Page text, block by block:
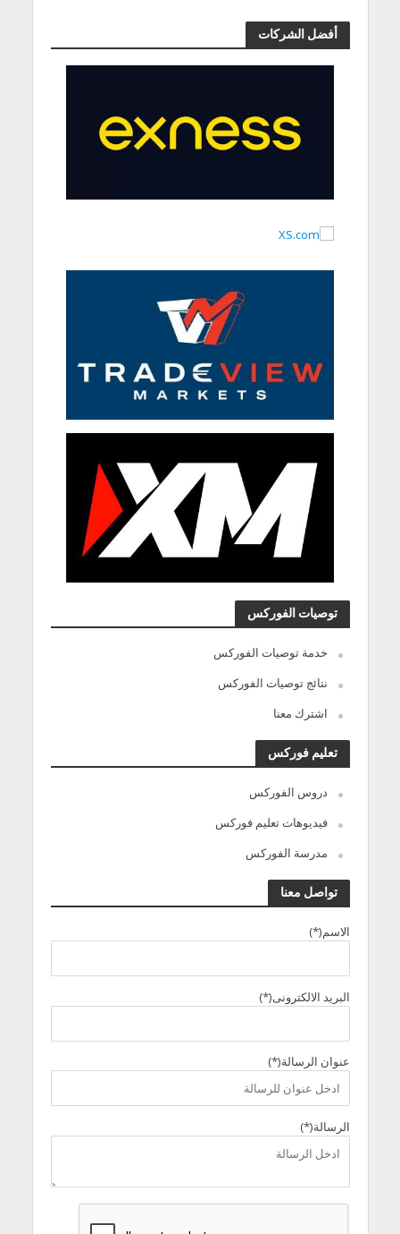
أفضل الشركات
توصيات الفوركس
خدمة توصيات الفوركس
نتائج توصيات الفوركس
اشترك معنا
تعليم فوركس
دروس الفوركس
فيديوهات تعليم فوركس
مدرسة الفوركس
تواصل معنا
الاسم(*)
البريد الالكترونى(*)
عنوان الرسالة(*)
الرسالة(*)